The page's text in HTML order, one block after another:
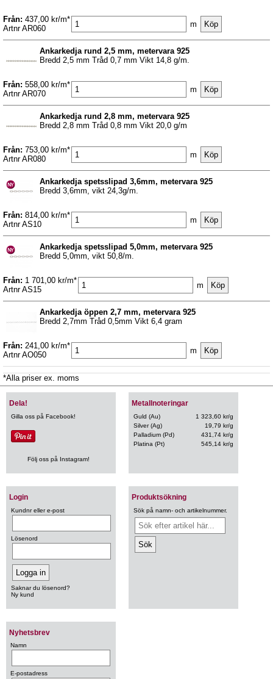
Från: 437,00 kr/m*
Artnr AR060
m
Ankarkedja rund 2,5 mm, metervara 925
Bredd 2,5 mm Tråd 0,7 mm Vikt 14,8 g/m.
Från: 558,00 kr/m*
Artnr AR070
m
Ankarkedja rund 2,8 mm, metervara 925
Bredd 2,8 mm Tråd 0,8 mm Vikt 20,0 g/m
Från: 753,00 kr/m*
Artnr AR080
m
Ankarkedja spetsslipad 3,6mm, metervara 925
Bredd 3,6mm, vikt 24,3g/m.
Från: 814,00 kr/m*
Artnr AS10
m
Ankarkedja spetsslipad 5,0mm, metervara 925
Bredd 5,0mm, vikt 50,8/m.
Från: 1 701,00 kr/m*
Artnr AS15
m
Ankarkedja öppen 2,7 mm, metervara 925
Bredd 2,7mm Tråd 0,5mm Vikt 6,4 gram
Från: 241,00 kr/m*
Artnr AO050
m
*Alla priser ex. moms
Metallnoteringar
Guld (Au)
1 323,60 kr/g
Silver (Ag)
19,79 kr/g
Palladium (Pd)
431,74 kr/g
Platina (Pt)
545,14 kr/g
Login
Kundnr eller e-post
Lösenord
Saknar du lösenord?
Ny kund
Produktsökning
Sök på namn- och artikelnummer.
Nyhetsbrev
Namn
E-postadress
Dela!
Gilla oss på Facebook!
Följ oss på Instagram!